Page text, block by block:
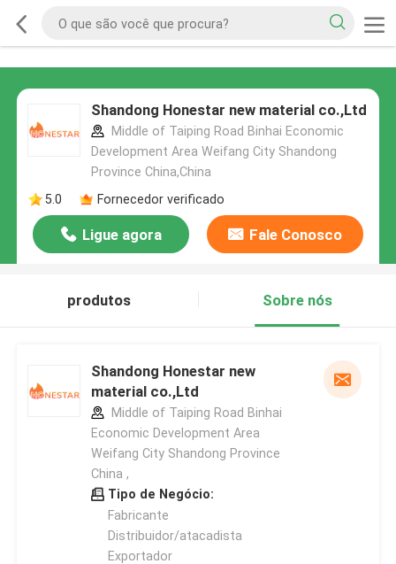
Shandong Honestar new material co.,Ltd
Middle of Taiping Road Binhai Economic
Development Area Weifang City Shandong
Province China,China
5.0
Fornecedor verificado
Ligue agora Fale Conosco
produtos Sobre nós
Shandong Honestar new
material co.,Ltd
Middle of Taiping Road Binhai
Economic Development Area
Weifang City Shandong Province
China ,
Tipo de Negócio:
Fabricante
Distribuidor/atacadista
Exportador